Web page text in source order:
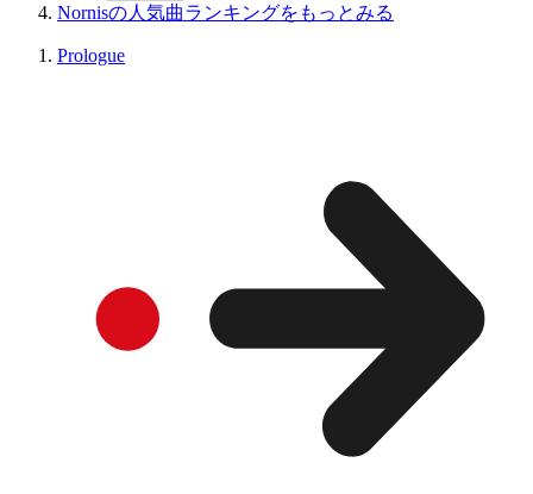
Nornisの人気曲ランキングをもっとみる
Prologue